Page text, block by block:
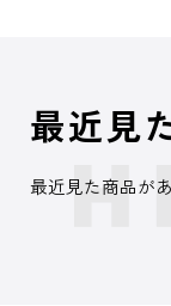
最近見
最近見た商品が